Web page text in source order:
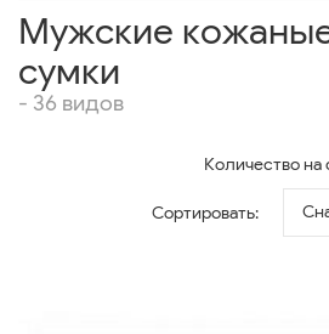
Мужские
сумки
- 36 видов
Количество на
Сортировать: